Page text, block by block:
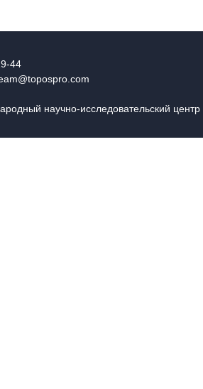
44
научно-исследовательский